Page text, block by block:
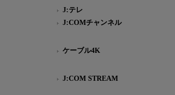
J:テレ
J:COMチャンネル
ケーブル4K
J:COM STREAM